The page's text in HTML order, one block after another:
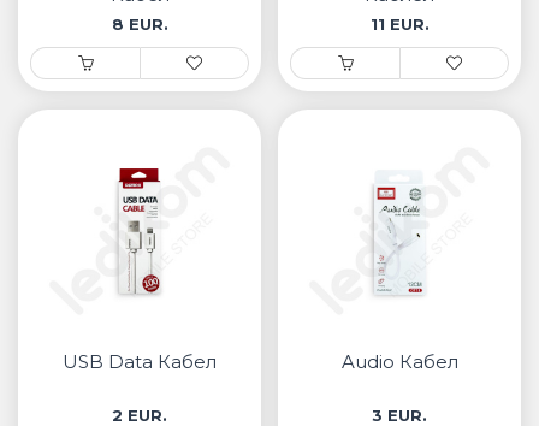
8 EUR. 11 EUR.
USB Data Кабел
2 EUR.
Audio Кабел
3 EUR.
РЕМЕНИ ЗА ЧАСОВНИК
• Apple watch
• Galaxy watch
PLAYSTATION
ПРОЕКТОРИ